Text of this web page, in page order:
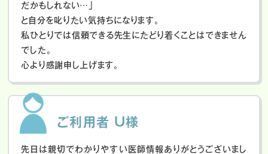
だかもしれない…」
と自分を叱りたい気持ちになります。
私ひとりでは信頼できる先生にたどり着くことはできません
でした。
心より感謝申し上げます。
ご利用者 U様
先日は親切でわかりやすい医師情報ありがとうございまし